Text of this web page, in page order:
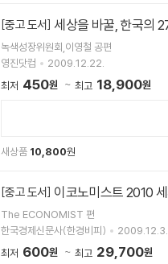
[중고 도서] 세상을 바꿀, 한국의
녹색성장위원회,이영철 공편
영진닷컴
2009.12.22.
최저 450원 최고 18,900원
새상품 10,800원
[중고 도서] 이코노미스트 2010
The ECONOMIST 편
한국경제신문사(한경비피)
2009.12.3.
최저 600원 최고 29,700원